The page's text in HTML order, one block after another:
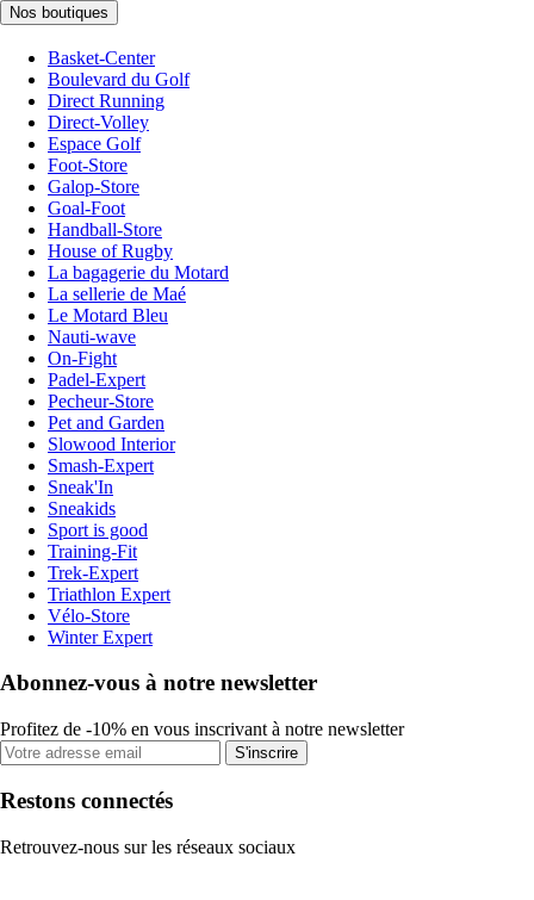
Nos boutiques
Basket-Center
Boulevard du Golf
Direct Running
Direct-Volley
Espace Golf
Foot-Store
Galop-Store
Goal-Foot
Handball-Store
House of Rugby
La bagagerie du Motard
La sellerie de Maé
Le Motard Bleu
Nauti-wave
On-Fight
Padel-Expert
Pecheur-Store
Pet and Garden
Slowood Interior
Smash-Expert
Sneak'In
Sneakids
Sport is good
Training-Fit
Trek-Expert
Triathlon Expert
Vélo-Store
Winter Expert
Abonnez-vous à notre newsletter
Profitez de -10% en vous inscrivant à notre newsletter
S'inscrire
Restons connectés
Retrouvez-nous sur les réseaux sociaux